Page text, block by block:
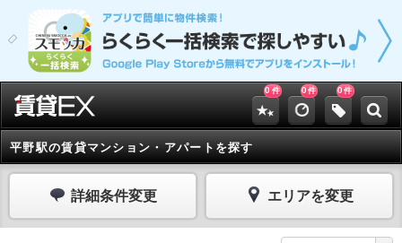
0 件 0件 0件
平野駅の賃貸マンション・アパートを探す
詳細条件変更 エリアを変更